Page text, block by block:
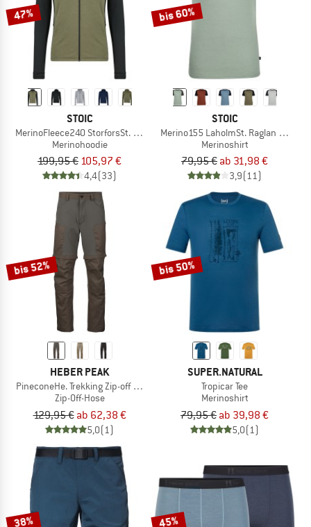
47%
STOIC
MerinoFleece240 StorforsSt. Zip Hoody
Merinohoodie
199,95 € 105,97 €
4,4(33)
bis 60%
STOIC
Merino155 LaholmSt. Raglan Shirt
Merinoshirt
79,95 € ab 31,98 €
3,9(11)
bis 52%
HEBER PEAK
PineconeHe. Trekking Zip-off Pants
Zip-Off-Hose
129,95 € ab 62,38 €
5,0(1)
bis 50%
SUPER.NATURAL
Tropicar Tee
Merinoshirt
79,95 € ab 39,98 €
5,0(1)
38% 45%